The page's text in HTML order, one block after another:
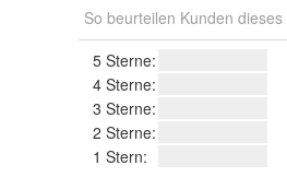
So beurteilen Kunden dieses
5 Sterne:
4 Sterne:
3 Sterne:
2 Sterne:
1 Stern: